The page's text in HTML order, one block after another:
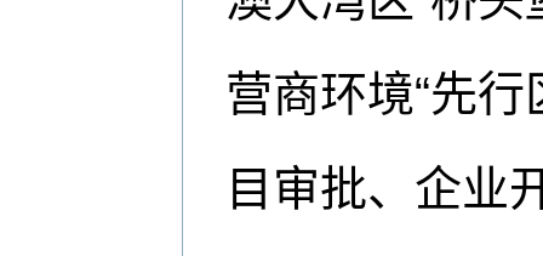
营商环境“先
目审批、企业